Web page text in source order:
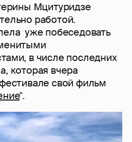
Мцитуридзе
работой.
уже побеседовать
в числе последних
которая вчера
свой фильм
".